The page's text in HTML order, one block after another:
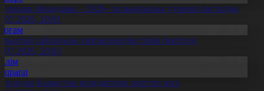
ойындары – 2026» халықаралық турнирі басталды
10:01
сайлауына үміткерлердің тізімі бекітілді
20:03
Қазақстан өсімдіктерін зерттеп жүр